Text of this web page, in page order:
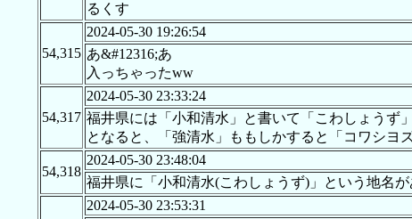
るくす
54,315
2024-05-30 19:26:54
あ&#12316;あ
入っちゃったww
54,317
2024-05-30 23:33:24
福井県には「小和清水」と書いて「こわしょうず
となると、「強清水」ももしかすると「コワシヨ
54,318
2024-05-30 23:48:04
福井県に「小和清水(こわしょうず)」という地名
2024-05-30 23:53:31